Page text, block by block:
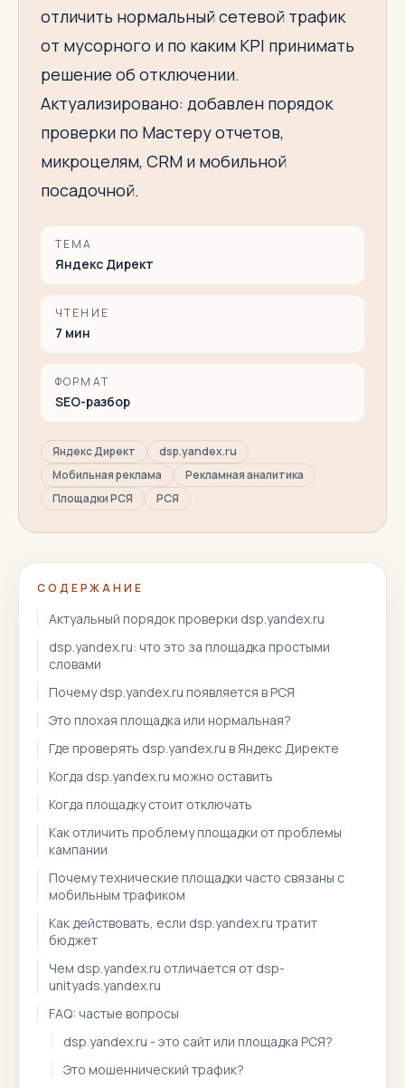
отличить нормальный сетевой трафик
от мусорного и по каким KPI принимать
решение об отключении.
Актуализировано: добавлен порядок
проверки по Мастеру отчетов,
микроцелям, CRM и мобильной
посадочной.
ТЕМА
Яндекс Директ
ЧТЕНИЕ
7 мин
ФОРМАТ
SEO-разбор
Яндекс Директ
dsp.yandex.ru
Мобильная реклама
Рекламная аналитика
Площадки РСЯ
РСЯ
СОДЕРЖАНИЕ
Актуальный порядок проверки dsp.yandex.ru
dsp.yandex.ru: что это за площадка простыми
словами
Почему dsp.yandex.ru появляется в РСЯ
Это плохая площадка или нормальная?
Где проверять dsp.yandex.ru в Яндекс Директе
Когда dsp.yandex.ru можно оставить
Когда площадку стоит отключать
Как отличить проблему площадки от проблемы
кампании
Почему технические площадки часто связаны с
мобильным трафиком
Как действовать, если dsp.yandex.ru тратит
бюджет
Чем dsp.yandex.ru отличается от dsp-
unityads.yandex.ru
FAQ: частые вопросы
dsp.yandex.ru - это сайт или площадка РСЯ?
Это мошеннический трафик?